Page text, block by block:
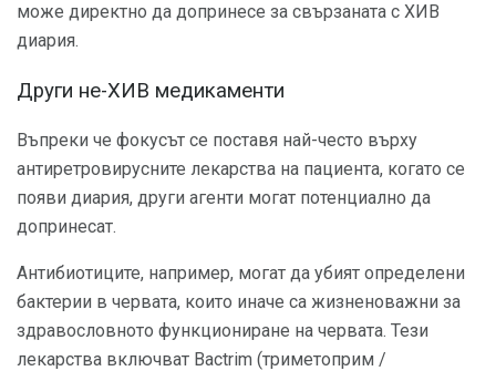
може директно да допринесе за свързаната с ХИВ
диария.
Други не-ХИВ медикаменти
Въпреки че фокусът се поставя най-често върху
антиретровирусните лекарства на пациента, когато се
появи диария, други агенти могат потенциално да
допринесат.
Антибиотиците, например, могат да убият определени
бактерии в червата, които иначе са жизненоважни за
здравословното функциониране на червата. Тези
лекарства включват Bactrim (триметоприм /